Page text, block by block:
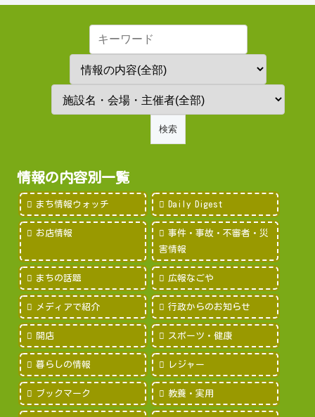
情報の内容別一覧
まち情報ウォッチ Daily Digest
お店情報
事件・事故・不審者・災
害情報
まちの話題 広報なごや
メディアで紹介 行政からのお知らせ
開店 スポーツ・健康
暮らしの情報 レジャー
ブックマーク 教養・実用